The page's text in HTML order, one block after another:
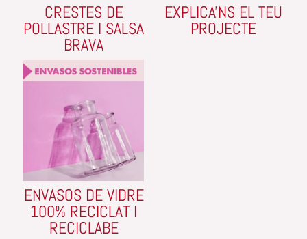
CRESTES DE
POLLASTRE I SALSA
BRAVA
EXPLICA'NS EL TEU
PROJECTE
ENVASOS DE VIDRE
100% RECICLAT I
RECICLABE